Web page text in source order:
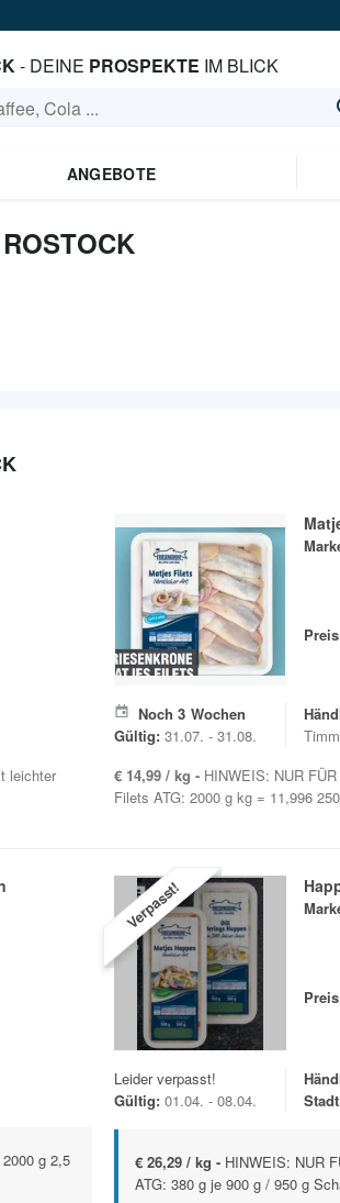
- DEINE PROSPEKTE IM BLICK
ANGEBOTE
leichter
Noch 3 Wochen
Gültig: 31.07. - 31.08.
€ 14,99 / kg - HINWEIS: NUR
Filets ATG: 2000 g kg = 11,996
g 2,5
Verpasst!
Leider verpasst!
Gültig: 01.04. - 08.04.
€ 26,29 / kg - HINWEIS: NUR
ATG: 380 g je 900 g / 950 g